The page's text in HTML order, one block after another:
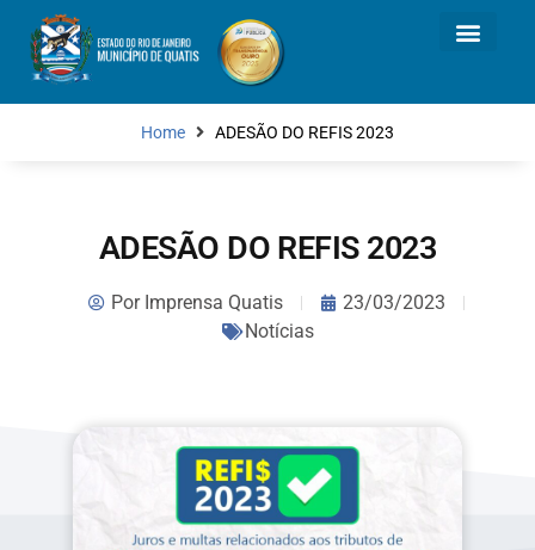
Home ADESÃO DO REFIS 2023
ADESÃO DO REFIS 2023
PorImprensa Quatis
23/03/2023
Notícias